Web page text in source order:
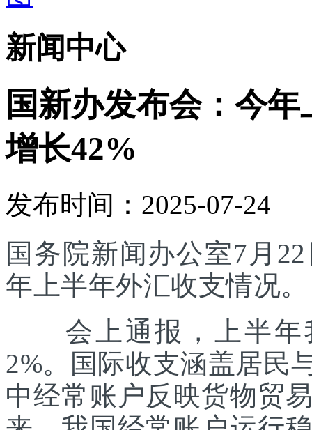
新闻中心
国新办发布会：今
增长42%
发布时间：2025-07-24
国务院新闻办公室7月
年上半年外汇收支情况。
会上通报，上半年
2%。国际收支涵盖居民
中经常账户反映货物贸